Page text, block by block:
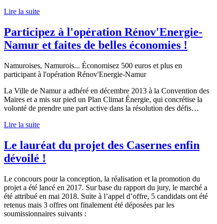
Lire la suite
Participez à l'opération Rénov'Energie-
Namur et faites de belles économies !
Namuroises, Namurois... Économisez 500 euros et plus en
participant à l'opération Rénov'Energie-Namur
La Ville de Namur a adhéré en décembre 2013 à la Convention des
Maires et a mis sur pied un Plan Climat Énergie, qui concrétise la
volonté de prendre une part active dans la résolution des défis…
Lire la suite
Le lauréat du projet des Casernes enfin
dévoilé !
Le concours pour la conception, la réalisation et la promotion du
projet a été lancé en 2017. Sur base du rapport du jury, le marché a
été attribué en mai 2018. Suite à l’appel d’offre, 5 candidats ont été
retenus mais 3 offres ont finalement été déposées par les
soumissionnaires suivants :